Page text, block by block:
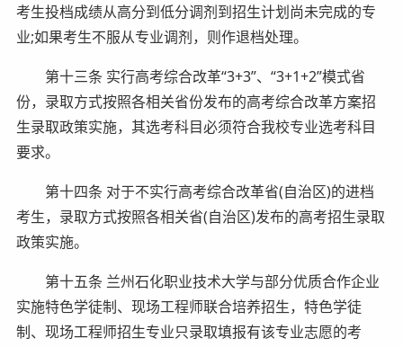
考生投档成绩从高分到低分调剂到招生计划尚未完成的专
业;如果考生不服从专业调剂，则作退档处理。
第十三条 实行高考综合改革“3+3”、“3+1+2”模式省
份，录取方式按照各相关省份发布的高考综合改革方案招
生录取政策实施，其选考科目必须符合我校专业选考科目
要求。
第十四条 对于不实行高考综合改革省(自治区)的进档
考生，录取方式按照各相关省(自治区)发布的高考招生录取
政策实施。
第十五条 兰州石化职业技术大学与部分优质合作企业
实施特色学徒制、现场工程师联合培养招生，特色学徒
制、现场工程师招生专业只录取填报有该专业志愿的考